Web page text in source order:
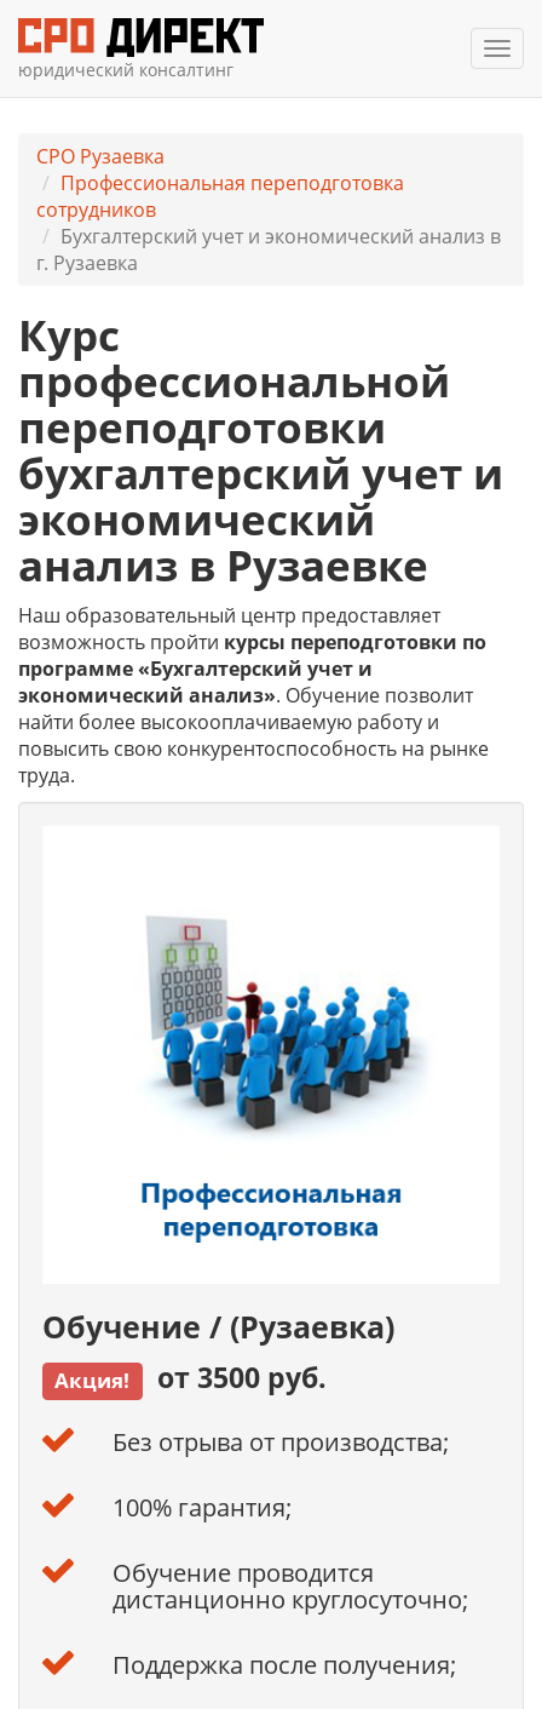
юридический консалтинг
СРО Рузаевка
Профессиональная переподготовка
сотрудников
Бухгалтерский учет и экономический анализ в
г. Рузаевка
Курс
профессиональной
переподготовки
бухгалтерский учет и
экономический
анализ в Рузаевке
Наш образовательный центр предоставляет
возможность пройти курсы переподготовки по
программе «Бухгалтерский учет и
экономический анализ». Обучение позволит
найти более высокооплачиваемую работу и
повысить свою конкурентоспособность на рынке
труда.
Обучение / (Рузаевка)
Акция! от 3500 руб.
Без отрыва от производства;
100% гарантия;
Обучение проводится
дистанционно круглосуточно;
Поддержка после получения;